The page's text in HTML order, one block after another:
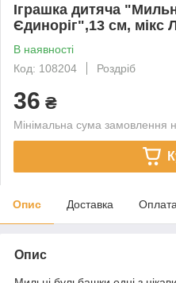
Іграшка дитяча
Єдиноріг",13 см, мікс
В наявності
Код: 108204
Роздріб
36 ₴
Мінімальна сума замовлення
Опис Доставка Оплата
Опис